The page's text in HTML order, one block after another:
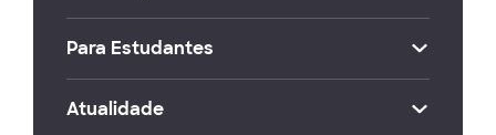
Para Estudantes
Atualidade